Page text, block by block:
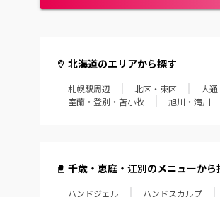
北海道のエリアから探す
札幌駅周辺 北区・東区 大通
室蘭・登別・苫小牧
旭川・滝川
千歳・恵庭・江別のメニューから
ハンドジェル ハンドスカルプ